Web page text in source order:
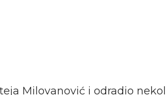
Milovanović i odradio